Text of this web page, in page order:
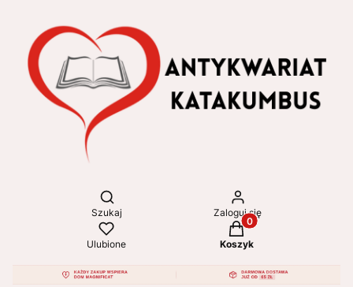
Otwórz wyszukiwarkę
Szukaj Zaloguj się
Ulubione
Produkty w koszyku:
Koszyk